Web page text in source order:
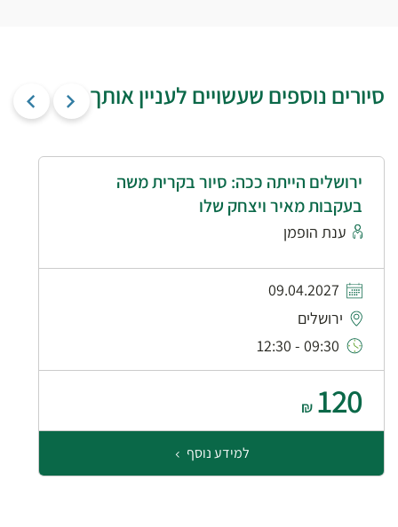
סיורים נוספים שעשויים לעניין אותך
ירושלים הייתה ככה: סיור בקרית משה
בעקבות מאיר ויצחק שלו
ענת הופמן
09.04.2027
ירושלים
09:30 - 12:30
120
₪
למידע נוסף